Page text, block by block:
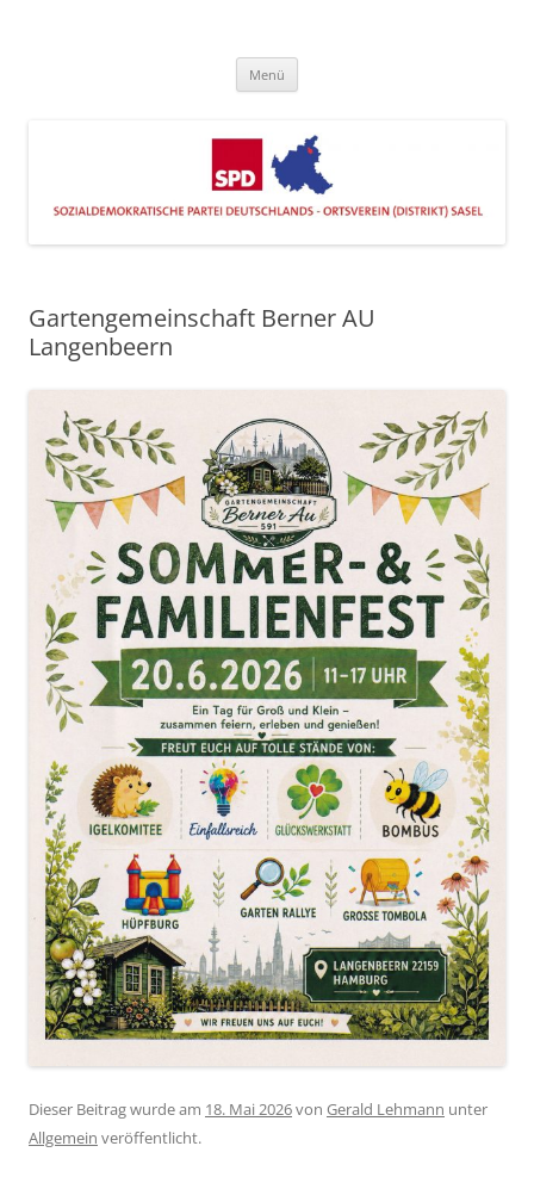
Menü
Gartengemeinschaft Berner AU
Langenbeern
Dieser Beitrag wurde am 18. Mai 2026von Gerald Lehmann unter
Allgemein veröffentlicht.